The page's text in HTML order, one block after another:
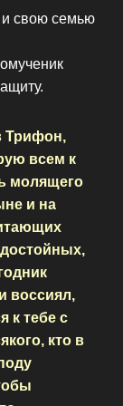
и свою семью
Трифон,
всем к
молящего
и на
воссиял,
к тебе с
кто в